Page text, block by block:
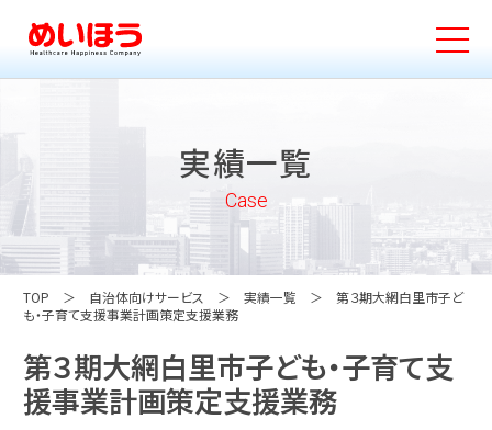
実績一覧
Case
TOP 自治体向けサービス 実績一覧
第３期大網白里市子ど
も・子育て支援事業計画策定支援業務
第３期大網白里市子ども・子育て支
援事業計画策定支援業務